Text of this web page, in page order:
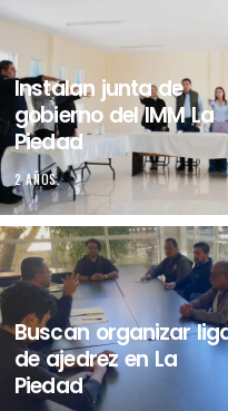
Instalan junta de
gobierno del IMM La
Piedad
2 AÑOS.
Buscan organizar
de ajedrez en La
Piedad